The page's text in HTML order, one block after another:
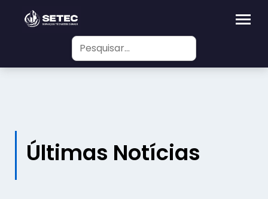
Últimas Notícias